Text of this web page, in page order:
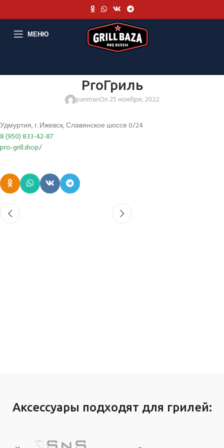
МЕНЮ
ProГриль
panmanOn 25 ноября, 2022
Удмуртия, г. Ижевск, Славянское шоссе 0/24
8 (950) 833-42-87
pro-grill.shop/
Аксессуары подходят для грилей: